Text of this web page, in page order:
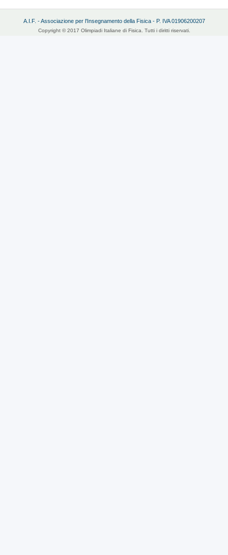
A.I.F. - Associazione per l'Insegnamento della Fisica - P. IVA 01906200207
Copyright © 2017 Olimpiadi Italiane di Fisica. Tutti i diritti riservati.